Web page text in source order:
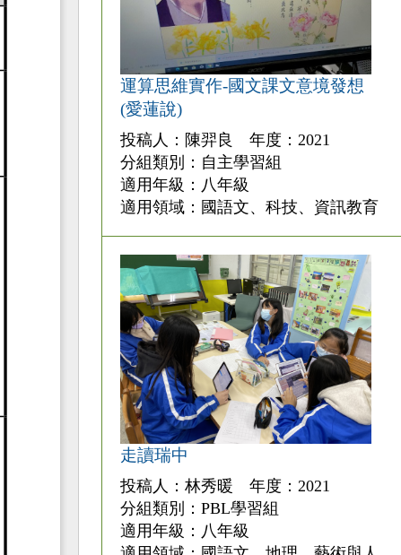
運算思維實作-國文課文意境發想
(愛蓮說)
投稿人：陳羿良 年度：2021
分組類別：自主學習組
適用年級：八年級
適用領域：國語文、科技、資訊教育
走讀瑞中
投稿人：林秀暖 年度：2021
分組類別：PBL學習組
適用年級：八年級